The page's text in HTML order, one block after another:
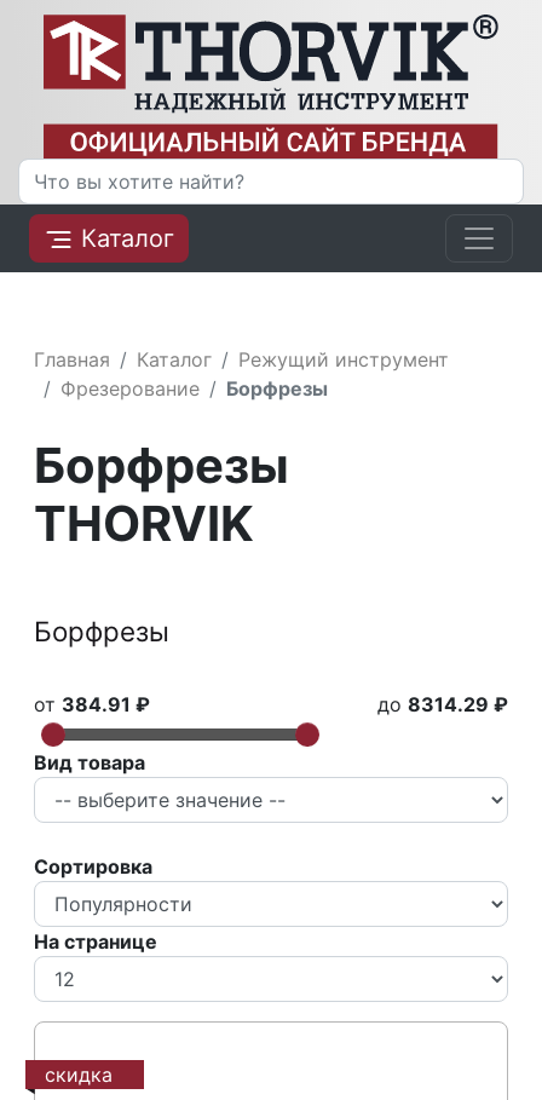
Каталог
Главная Каталог
Режущий инструмент
Фрезерование
Борфрезы
Борфрезы
THORVIK
Борфрезы
от 384.91 ₽ до 8314.29 ₽
Вид товара
Сортировка
На странице
скидка